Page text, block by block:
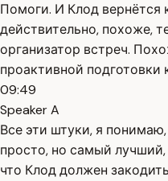
Помоги. И Клод вернётся
действительно, похоже,
организатор встреч.
проактивной подготовки
09:49
Speaker A
Все эти штуки, я
просто, но самый
что Клод должен